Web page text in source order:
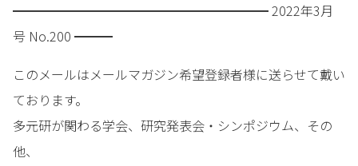
━━━━━━━━━━━━━━━━━━━━ 2022年3月
号 No.200 ━━━
このメールはメールマガジン希望登録者様に送らせて戴い
ております。
多元研が関わる学会、研究発表会・シンポジウム、その
他、